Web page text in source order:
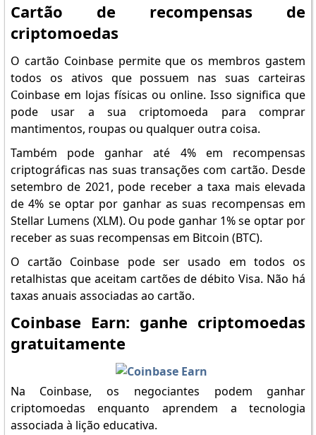
Cartão de recompensas de
criptomoedas
O cartão Coinbase permite que os membros gastem
todos os ativos que possuem nas suas carteiras
Coinbase em lojas físicas ou online. Isso significa que
pode usar a sua criptomoeda para comprar
mantimentos, roupas ou qualquer outra coisa.
Também pode ganhar até 4% em recompensas
criptográficas nas suas transações com cartão. Desde
setembro de 2021, pode receber a taxa mais elevada
de 4% se optar por ganhar as suas recompensas em
Stellar Lumens (XLM). Ou pode ganhar 1% se optar por
receber as suas recompensas em Bitcoin (BTC).
O cartão Coinbase pode ser usado em todos os
retalhistas que aceitam cartões de débito Visa. Não há
taxas anuais associadas ao cartão.
Coinbase Earn: ganhe criptomoedas
gratuitamente
Na Coinbase, os negociantes podem ganhar
criptomoedas enquanto aprendem a tecnologia
associada à lição educativa.